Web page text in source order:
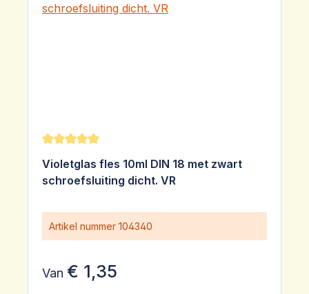
Gemiddelde waardering van 5 van 5 sterren
Violetglas fles 10ml DIN 18 met zwart
schroefsluiting dicht. VR
Artikel nummer 104340
Van € 1,35